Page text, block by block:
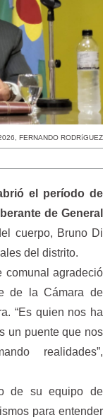
, FERNANDO RODRíGUEZ
el período de
de General
cuerpo, Bruno Di
del distrito.
comunal agradeció
de la Cámara de
“Es quien nos ha
un puente que nos
realidades”,
de su equipo de
para entender